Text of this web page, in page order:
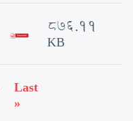
876.11
KB
page
Last
page
Last
»